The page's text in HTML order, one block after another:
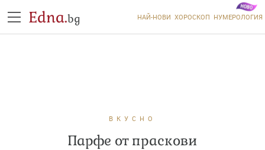
Edna.bg НАЙ-НОВИ ХОРОСКОП НУМЕРОЛОГИЯ
ВКУСНО
Парфе от праскови